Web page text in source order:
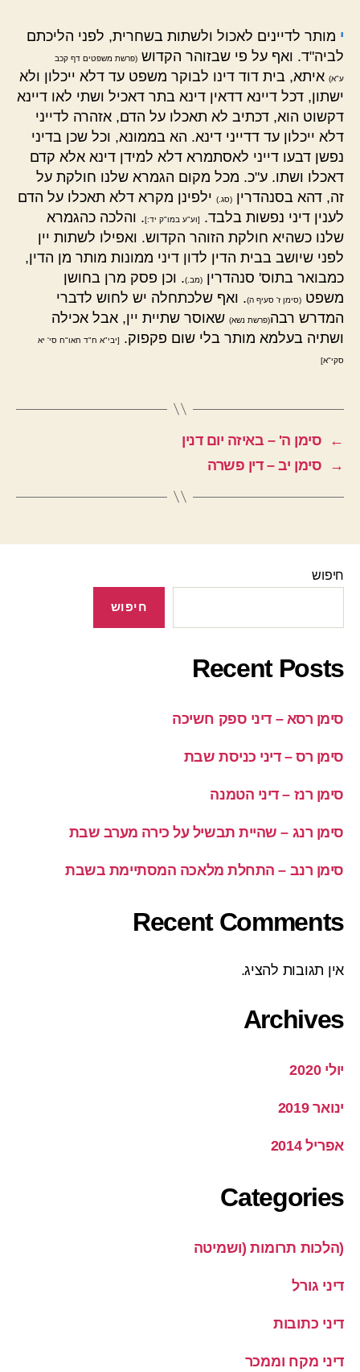
י מותר לדיינים לאכול ולשתות בשחרית, לפני הליכתם
לביה"ד. ואף על פי שבזוהר הקדוש (פרשת משפטים דף קכב
ע"א) איתא, בית דוד דינו לבוקר משפט עד דלא ייכלון ולא
ישתון, דכל דיינא דדאין דינא בתר דאכיל ושתי לאו דיינא
דקשוט הוא, דכתיב לא תאכלו על הדם, אזהרה לדייני
דלא ייכלון עד דדייני דינא. הא בממונא, וכל שכן בדיני
נפשן דבעו דייני לאסתמרא דלא למידן דינא אלא קדם
דאכלו ושתו. ע"כ. מכל מקום הגמרא שלנו חולקת על
זה, דהא בסנהדרין (סג.) ילפינן מקרא דלא תאכלו על הדם
לענין דיני נפשות בלבד.
[וע"ע במו"ק יד:]. והלכה כהגמרא
שלנו כשהיא חולקת הזוהר הקדוש. ואפילו לשתות יין
לפני שיושב בבית הדין לדון דיני ממונות מותר מן הדין,
כמבואר בתוס' סנהדרין (מב.). וכן פסק מרן בחושן
משפט (סימן ז' סעיף ה). ואף שלכתחלה יש לחוש לדברי
המדרש רבה(פרשת נשא) שאוסר שתיית יין, אבל אכילה
ושתיה בעלמא מותר בלי שום פקפוק.
[יבי"א ח"ד חאו"ח סי' יא
סקי"א]
←
סימן ה' – באיזה יום דנין
→
סימן יב – דין פשרה
חיפוש
חיפוש
Recent Posts
סימן רסא – דיני ספק חשיכה
סימן רס – דיני כניסת שבת
סימן רנז – דיני הטמנה
סימן רנג – שהיית תבשיל על כירה מערב שבת
סימן רנב – התחלת מלאכה המסתיימת בשבת
Recent Comments
אין תגובות להציג.
Archives
יולי 2020
ינואר 2019
אפריל 2014
Categories
(הלכות תרומות (ושמיטה
דיני גורל
דיני כתובות
דיני מקח וממכר